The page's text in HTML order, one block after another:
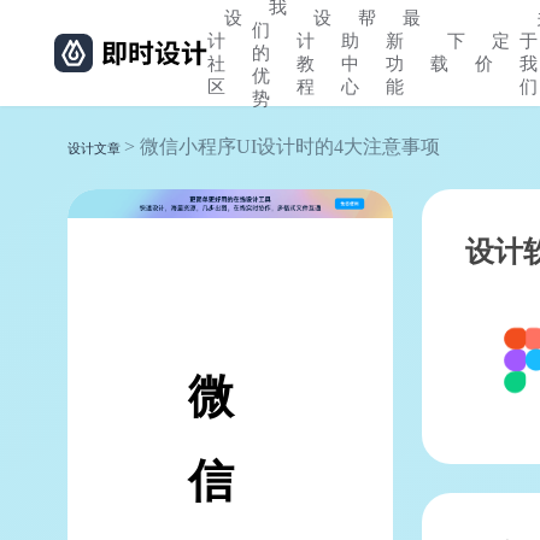
设
计
社
区
我
们
的
优
势
设
计
教
程
帮
助
中
心
最
新
功
能
下
载
定
价
于
我
们
设计文章 > 微信小程序UI设计时的4大注意事项
微
信
设计